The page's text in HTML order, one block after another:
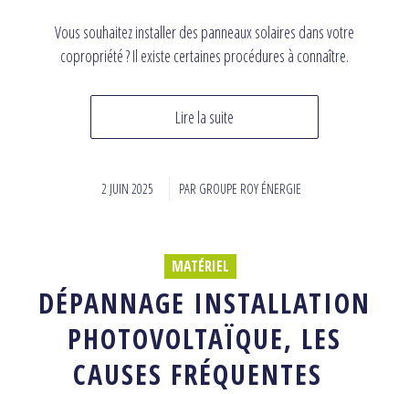
Vous souhaitez installer des panneaux solaires dans votre
copropriété ? Il existe certaines procédures à connaître.
Lire la suite
2 JUIN 2025
/ PAR GROUPE ROY ÉNERGIE
MATÉRIEL
DÉPANNAGE INSTALLATION
PHOTOVOLTAÏQUE, LES
CAUSES FRÉQUENTES